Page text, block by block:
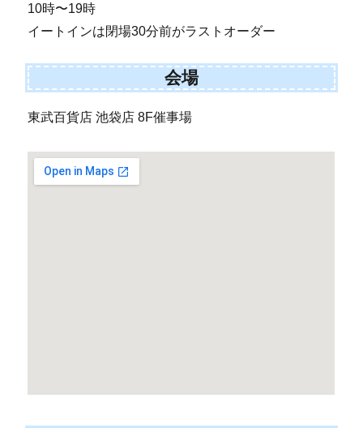
10時〜19時
イートインは閉場30分前がラストオーダー
会場
東武百貨店 池袋店 8F催事場